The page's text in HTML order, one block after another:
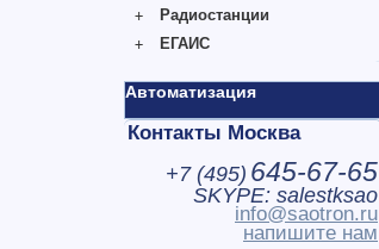
Радиостанции
ЕГАИС
Автоматизация
Контакты Москва
+7 (495) 645-67-65
SKYPE: salestksao
info@saotron.ru
напишите нам